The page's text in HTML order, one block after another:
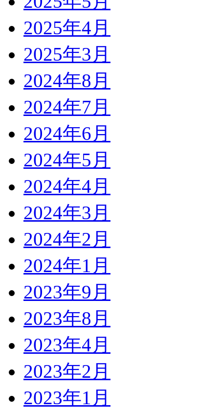
2025年4月
2025年3月
2024年8月
2024年7月
2024年6月
2024年5月
2024年4月
2024年3月
2024年2月
2024年1月
2023年9月
2023年8月
2023年4月
2023年2月
2023年1月